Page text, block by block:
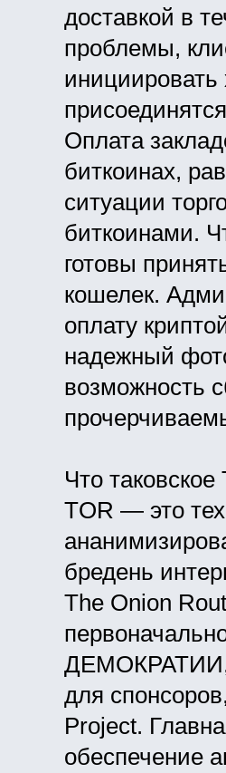
доставкой в
проблемы,
инициировать
Оплата
биткоинах,
ситуации
биткоинами.
готовы
кошелек.
оплату
надежный
возможность
Что
TOR — это
бредень
The Onion
ДЕМОКРАТИИ,
для
Project.
обеспечение